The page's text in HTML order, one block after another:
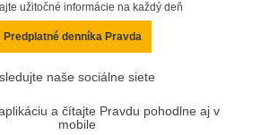
užitočné informácie na každý deň
Predplatné denníka Pravda
sledujte naše sociálne siete
a čítajte Pravdu pohodlne aj v
mobile